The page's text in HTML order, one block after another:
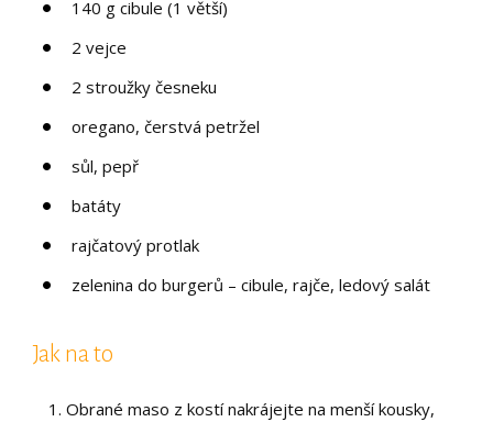
140 g cibule (1 větší)
2 vejce
2 stroužky česneku
oregano, čerstvá petržel
sůl, pepř
batáty
rajčatový protlak
zelenina do burgerů – cibule, rajče, ledový salát
Jak na to
Obrané maso z kostí nakrájejte na menší kousky,